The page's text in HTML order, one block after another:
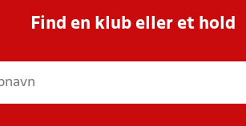
Find en klub eller et hold